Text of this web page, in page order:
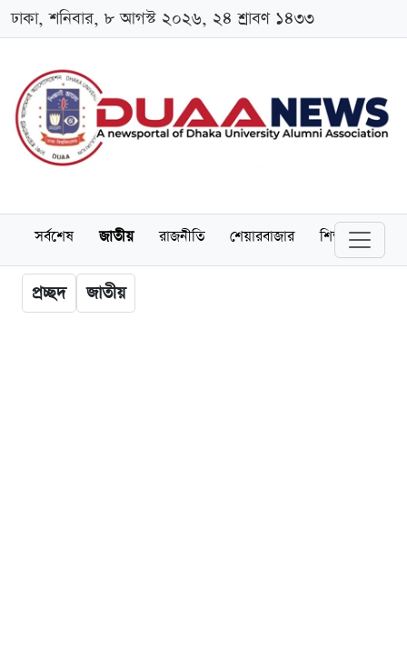
ঢাকা, শনিবার, ৮ আগস্ট ২০২৬, ২৪ শ্রাবণ ১৪৩৩
সর্বশেষ জাতীয় রাজনীতি শেয়ারবাজার শিক্ষা
প্রচ্ছদ জাতীয়